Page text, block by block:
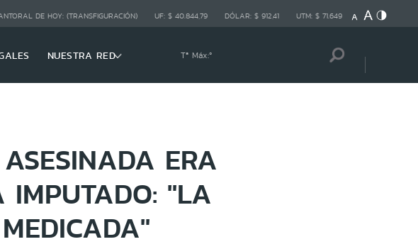
DE HOY: (TRANSFIGURACIÓN) UF: $ 40.844,79 DÓLAR: $ 912,41 UTM: $ 71.649
NUESTRA RED Tª Máx:º
ERA
IMPUTADO: "LA